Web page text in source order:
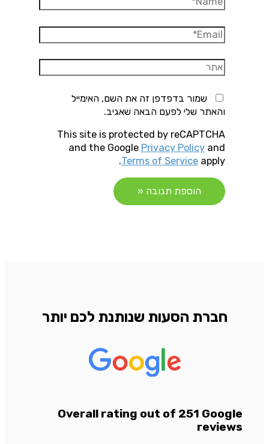
Email*
אתר
שמור בדפדפן זה את השם, האימייל
והאתר שלי לפעם הבאה שאגיב.
This site is protected by reCAPTCHA
and the Google Privacy Policyand
Terms of Serviceapply.
חברת הסעות שנותנת לכם יותר
Overall rating out of 251 Google
reviews